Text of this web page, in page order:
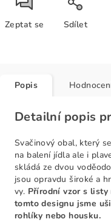
Zeptat se Sdílet
Popis
Detailní popis
Svačinový obal, který
na balení jídla ale i
skládá ze dvou
jsou opravdu široké a
vy. Přírodní vzor s
tomto designu jsme
rohlíky nebo housku.